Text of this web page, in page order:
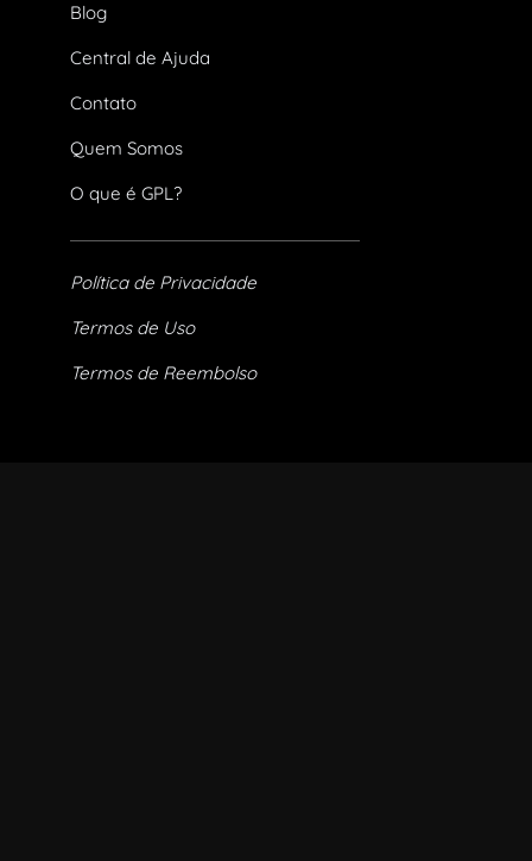
Blog
Central de Ajuda
Contato
Quem Somos
O que é GPL?
Política de Privacidade
Termos de Uso
Termos de Reembolso